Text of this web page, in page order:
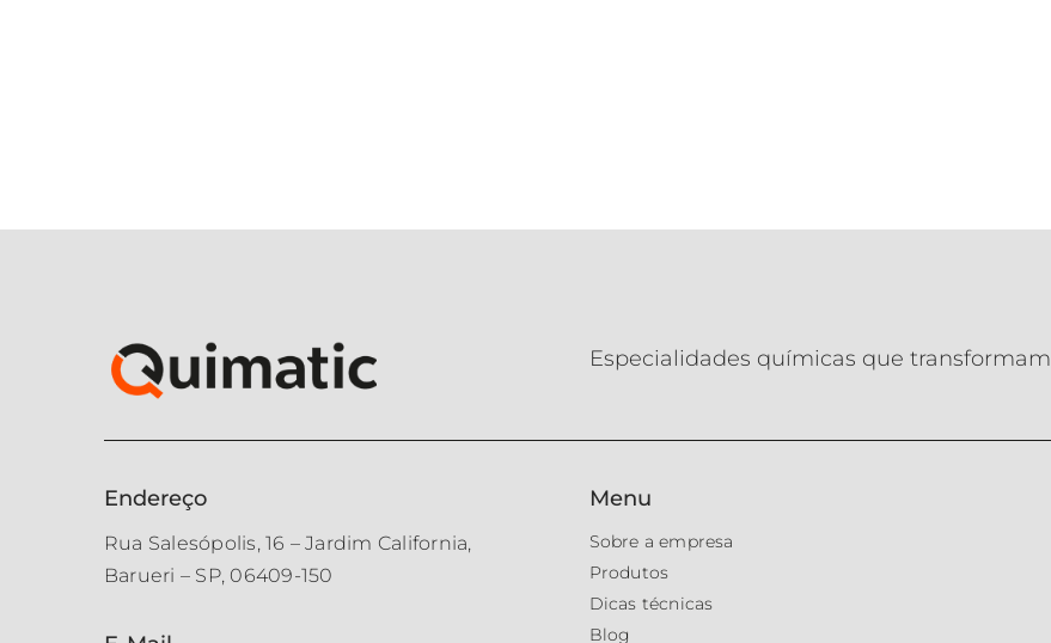
Especialidades químicas que transformam
Endereço
Rua Salesópolis, 16 – Jardim California,
Barueri – SP, 06409-150
Menu
Sobre a empresa
Produtos
Dicas técnicas
Blog